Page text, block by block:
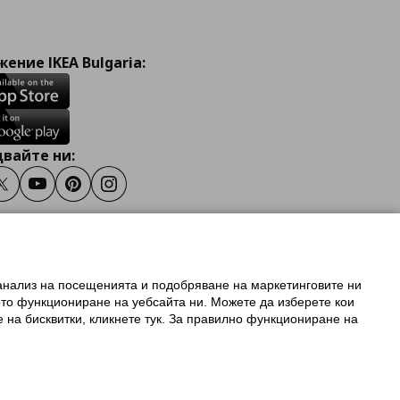
IKEA Bulgaria:
ни:
TwitterYoutubePinterestInstagram
на ikea.bg
Family
на посещенията и подобряване на маркетинговите ни
функциониране на уебсайта ни. Можете да изберете кои
бисквитки, кликнете тук. За правилно функциониране на